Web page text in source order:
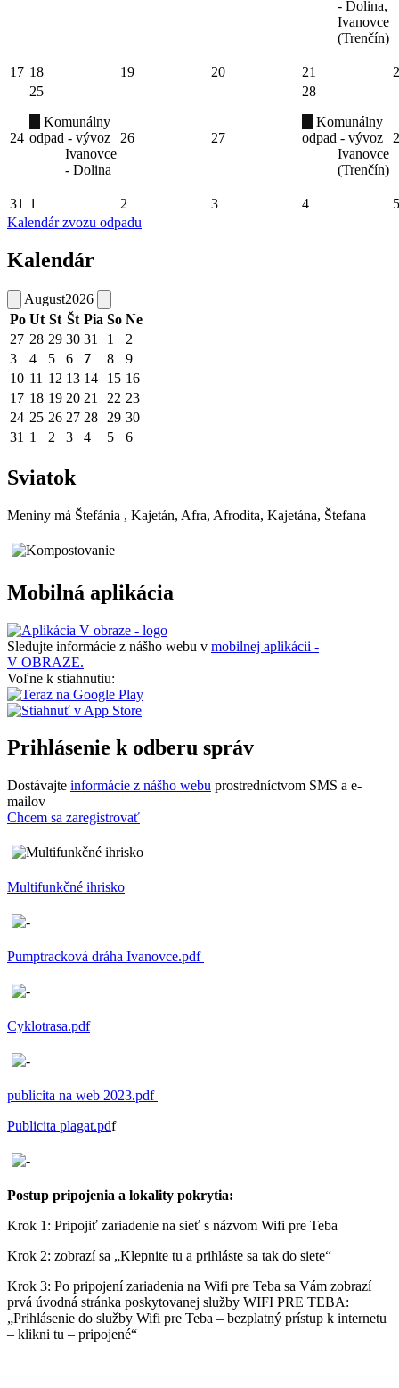
- Dolina,
Ivanovce
(Trenčín)
17 18 19 20 21
24
25
Komunálny
odpad - vývoz
Ivanovce
- Dolina
26 27
28
Komunálny
odpad - vývoz
Ivanovce
(Trenčín)
31 1 2 3 4
5
Kalendár zvozu odpadu
Kalendár
August2026
Po Ut St Št Pia So Ne
27 28 29 30 31 1
2
3
4 5 6 7 8
9
10 11 12 13 14 15 16
17 18 19 20 21 22 23
24 25 26 27 28 29 30
31 1 2 3 4 5 6
Sviatok
Meniny má Štefánia , Kajetán, Afra, Afrodita, Kajetána, Štefana
Mobilná aplikácia
Sledujte informácie z nášho webu v mobilnej aplikácii -
V OBRAZE.
Voľne k stiahnutiu:
Prihlásenie k odberu správ
Dostávajte informácie z nášho webu prostredníctvom SMS a e-
mailov
Chcem sa zaregistrovať
Multifunkčné ihrisko
Pumptracková dráha Ivanovce.pdf
Cyklotrasa.pdf
publicita na web 2023.pdf
Publicita plagat.pdf
Postup pripojenia a lokality pokrytia:
Krok 1: Pripojiť zariadenie na sieť s názvom Wifi pre Teba
Krok 2: zobrazí sa „Klepnite tu a prihláste sa tak do siete“
Krok 3: Po pripojení zariadenia na Wifi pre Teba sa Vám zobrazí
prvá úvodná stránka poskytovanej služby WIFI PRE TEBA:
„Prihlásenie do služby Wifi pre Teba – bezplatný prístup k internetu
– klikni tu – pripojené“